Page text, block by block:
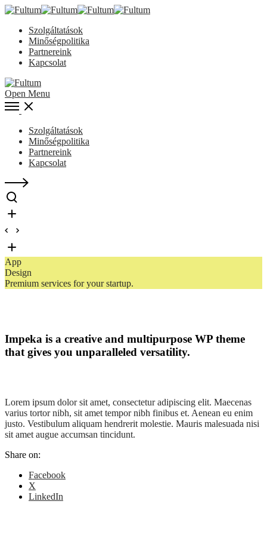
Szolgáltatások
Minőségpolitika
Partnereink
Kapcsolat
Open Menu
Szolgáltatások
Minőségpolitika
Partnereink
Kapcsolat
App
Design
Premium services for your startup.
Impeka is a creative and multipurpose WP theme
that gives you unparalleled versatility.
Lorem ipsum dolor sit amet, consectetur adipiscing elit. Maecenas
varius tortor nibh, sit amet tempor nibh finibus et. Aenean eu enim
justo. Vestibulum aliquam hendrerit molestie. Mauris malesuada nisi
sit amet augue accumsan tincidunt.
Share on:
Facebook
X
LinkedIn